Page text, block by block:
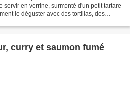
servir en verrine, surmonté d'un petit tartare
le déguster avec des tortillas, des
curry et saumon fumé